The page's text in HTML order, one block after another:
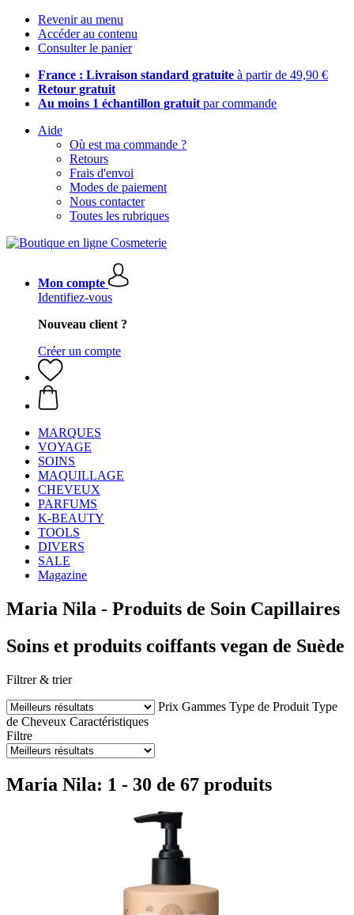
Revenir au menu
Accéder au contenu
Consulter le panier
France : Livraison standard gratuite à partir de 49,90 €
Retour gratuit
Au moins 1 échantillon gratuit par commande
Aide
Où est ma commande ?
Retours
Frais d'envoi
Modes de paiement
Nous contacter
Toutes les rubriques
Mon compte
Identifiez-vous
Nouveau client ?
Créer un compte
MARQUES
VOYAGE
SOINS
MAQUILLAGE
CHEVEUX
PARFUMS
K-BEAUTY
TOOLS
DIVERS
SALE
Magazine
Maria Nila - Produits de Soin Capillaires
Soins et produits coiffants vegan de Suède
Filtrer & trier
Prix Gammes Type de Produit Type
de Cheveux Caractéristiques
Filtre
Maria Nila: 1 - 30 de 67 produits